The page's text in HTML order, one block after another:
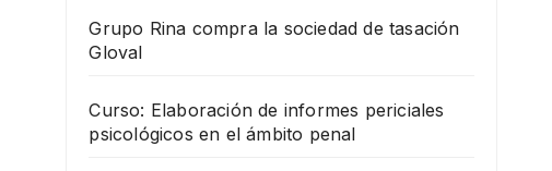
Grupo Rina compra la sociedad de tasación
Gloval
Curso: Elaboración de informes periciales
psicológicos en el ámbito penal